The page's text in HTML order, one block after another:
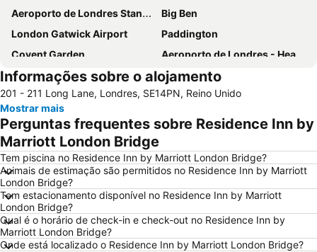
Aeroporto de Londres Stansted
Big Ben
London Gatwick Airport
Paddington
Covent Garden
Aeroporto de Londres - Heathrow
Liverpool Street Station
Soho
Kings Cross
Metrô de Londres
Paddington Station
Piccadilly Circus
South Kensington
Camden Town
The O2 Arena
Victoria
Grosvenor Victoria Casino
Picadilly Circus Station
London Luton Airport
Wembley
Palácio de Buckingham
ExCeL
Notting Hill
Informações sobre o alojamento
201 - 211 Long Lane, Londres, SE14PN, Reino Unido
Mostrar mais
Perguntas frequentes sobre Residence Inn by
Marriott London Bridge
Tem piscina no Residence Inn by Marriott London Bridge?
Animais de estimação são permitidos no Residence Inn by Marriott
London Bridge?
Tem estacionamento disponível no Residence Inn by Marriott
London Bridge?
Qual é o horário de check-in e check-out no Residence Inn by
Marriott London Bridge?
Onde está localizado o Residence Inn by Marriott London Bridge?